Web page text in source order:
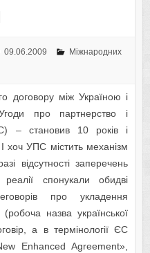
09.06.2009
Міжнародних
договору між Україною і
про партнерство і
– становив 10 років і
хоч УПС містить механізм
відсутності заперечень
реалії спонукали обидві
про укладення
назва української
а в термінології ЄС
Enhanced Agreement»,